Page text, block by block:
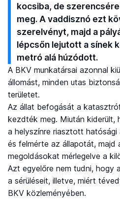
kocsiba, de
meg. A vaddisznó ezt
szerelvényt, majd a
lépcsőn lejutott a sínek
metró alá húzódott.
A BKV munkatársai azonnal
állomást, minden utas
területet.
Az állat befogását a
kezdték meg. Miután kiderült,
a helyszínre riasztott hatósági
és felmérte az állapotát, majd
megoldásokat mérlegelve a
Azt egyelőre nem tudni, hogy
a sérüléseit, illetve, miért
BKV közleményében.